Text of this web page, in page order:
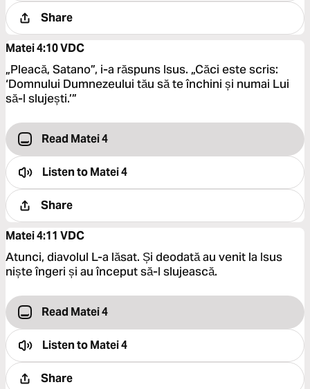
Share
Matei 4:10VDC
„Pleacă, Satano”, i-a răspuns Isus. „Căci este scris:
‘Domnului Dumnezeului tău să te închini și numai Lui
să-I slujești.’”
Read Matei 4
Listen toMatei 4
Share
Matei 4:11 VDC
Atunci, diavolul L-a lăsat. Și deodată au venit la Isus
niște îngeri și au început să-I slujească.
Read Matei 4
Listen toMatei 4
Share